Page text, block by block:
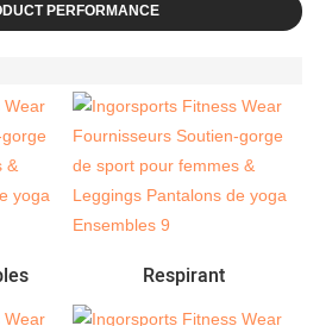
PERFORMANCE
Respirant